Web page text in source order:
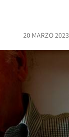
20 MARZO 2023